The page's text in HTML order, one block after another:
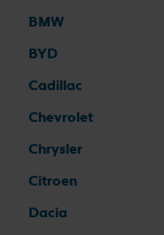
BMW
BYD
Cadillac
Chevrolet
Chrysler
Citroen
Dacia